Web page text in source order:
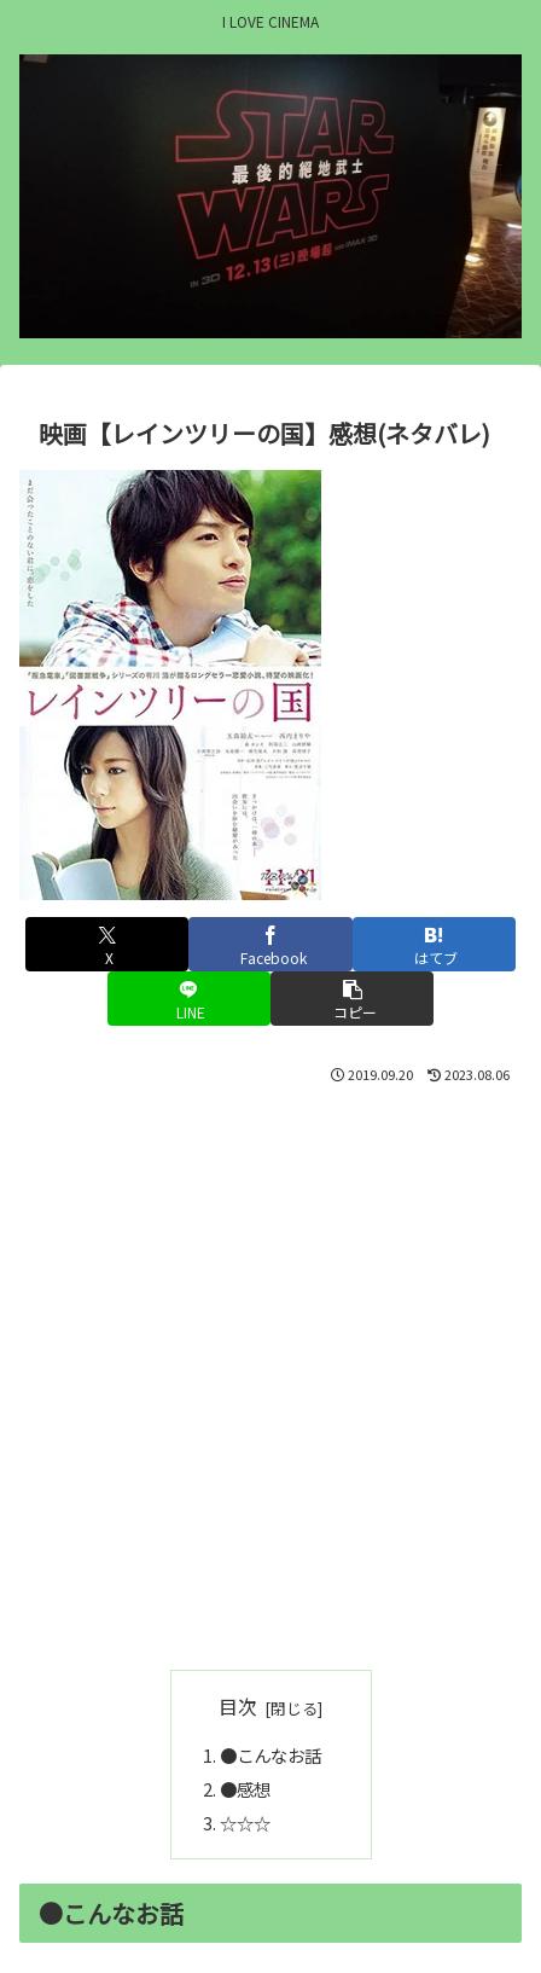
I LOVE CINEMA
映画【レインツリーの国】感想(ネタバレ)
X Facebook はてブ
LINE コピー
2019.09.20 2023.08.06
目次
●こんなお話
●感想
☆☆☆
●こんなお話